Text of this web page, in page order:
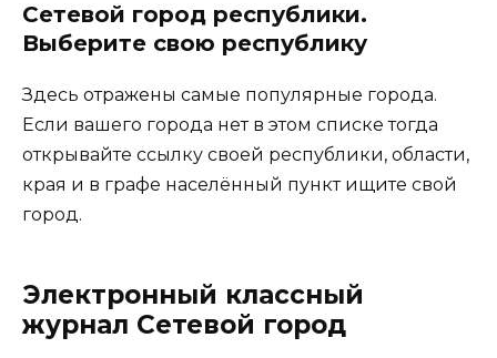
Сетевой город республики.
Выберите свою республику
Здесь отражены самые популярные города.
Если вашего города нет в этом списке тогда
открывайте ссылку своей республики, области,
края и в графе населённый пункт ищите свой
город.
Электронный классный
журнал Сетевой город